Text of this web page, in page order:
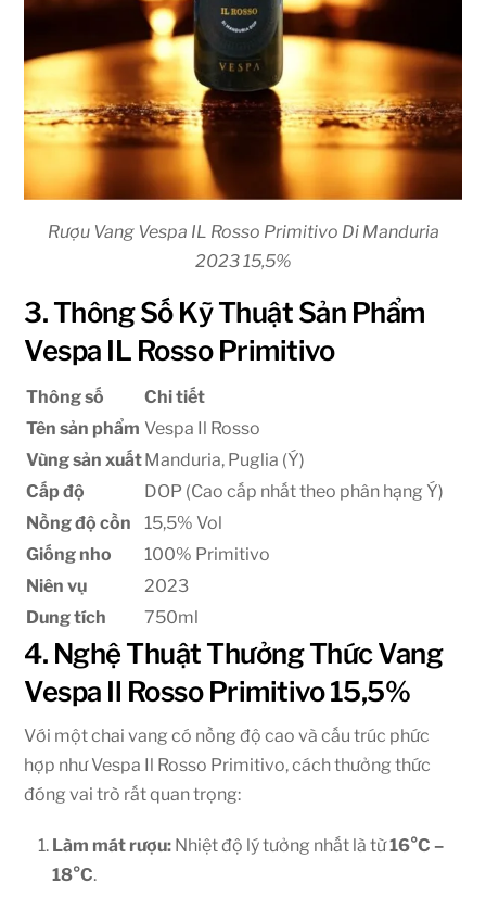
Rượu Vang Vespa IL Rosso Primitivo Di Manduria
2023 15,5%
3. Thông Số Kỹ Thuật Sản Phẩm
Vespa IL Rosso Primitivo
Thông số
Chi tiết
Tên sản phẩm Vespa Il Rosso
Vùng sản xuất Manduria, Puglia (Ý)
Cấp độ
DOP (Cao cấp nhất theo phân hạng Ý)
Nồng độ cồn
15,5% Vol
Giống nho
100% Primitivo
Niên vụ
2023
Dung tích
750ml
4. Nghệ Thuật Thưởng Thức Vang
Vespa Il Rosso Primitivo 15,5%
Với một chai vang có nồng độ cao và cấu trúc phức
hợp như Vespa Il Rosso Primitivo, cách thưởng thức
đóng vai trò rất quan trọng:
Làm mát rượu: Nhiệt độ lý tưởng nhất là từ16°C –
18°C.